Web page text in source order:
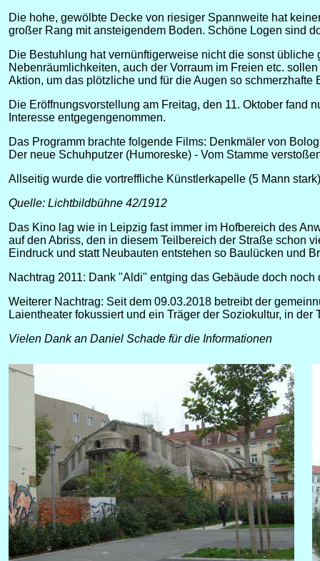
Die hohe, gewölbte Decke von riesiger Spannweite hat
großer Rang mit ansteigendem Boden. Schöne Logen sind
Die Bestuhlung hat vernünftigerweise nicht die sonst
Nebenräumlichkeiten, auch der Vorraum im Freien etc.
Aktion, um das plötzliche und für die Augen so
Die Eröffnungsvorstellung am Freitag, den 11. Oktober fand
Interesse entgegengenommen.
Das Programm brachte folgende Films: Denkmäler von
Der neue Schuhputzer (Humoreske) - Vom Stamme
Allseitig wurde die vortreffliche Künstlerkapelle (5 Mann
Quelle: Lichtbildbühne 42/1912
Das Kino lag wie in Leipzig fast immer im Hofbereich des
auf den Abriss, den in diesem Teilbereich der Straße schon
Eindruck und statt Neubauten entstehen so Baulücken und
Nachtrag 2011: Dank "Aldi" entging das Gebäude doch
Weiterer Nachtrag: Seit dem 09.03.2018 betreibt der
Laientheater fokussiert und ein Träger der Soziokultur, in
Vielen Dank an Daniel Schade für die Informationen